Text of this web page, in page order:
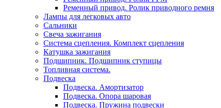
Ременный привод. Ролик приводного ремня
Лампы для легковых авто
Сальники
Свеча зажигания
Система сцепления. Комплект сцепления
Катушка зажигания
Подшипник. Подшипник ступицы
Топливная система.
Подвеска
Подвеска. Амортизатор
Подвеска. Опора шаровая
Подвеска. Пружина подвески